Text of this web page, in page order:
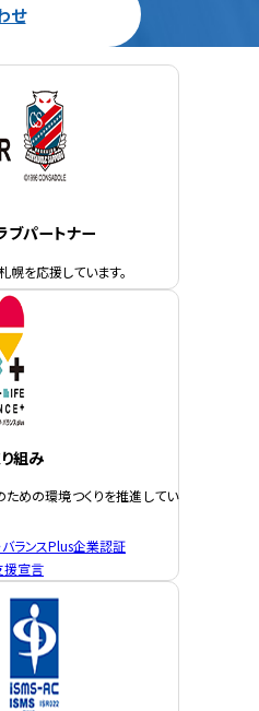
せ
ブパートナー
を応援しています。
組み
めの環境つくりを推進してい
バランスPlus企業認証
援宣言